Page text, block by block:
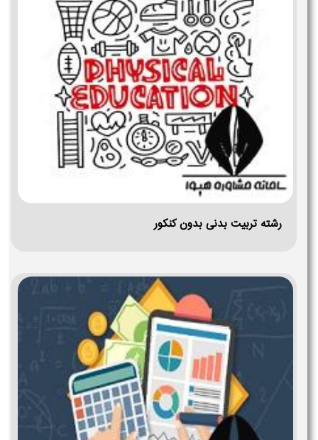
رشته تربیت بدنی بدون کنکور